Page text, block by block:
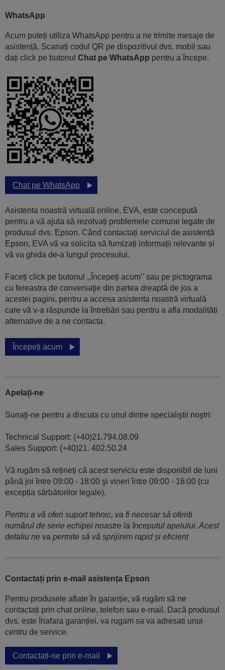
WhatsApp
Acum puteți utiliza WhatsApp pentru a ne trimite mesaje de
asistență. Scanați codul QR pe dispozitivul dvs. mobil sau
dați click pe butonul Chat pe WhatsApp pentru a începe.
Chat pe WhatsApp
Asistenta noastră virtuală online, EVA, este concepută
pentru a vă ajuta să rezolvați problemele comune legate de
produsul dvs. Epson. Când contactați serviciul de asistență
Epson, EVA vă va solicita să furnizați informații relevante și
vă va ghida de-a lungul procesului.
Faceți click pe butonul ,,Începeți acum’’ sau pe pictograma
cu fereastra de conversaţie din partea dreaptă de jos a
acestei pagini, pentru a accesa asistenta noastră virtuală
care vă v-a răspunde la întrebări sau pentru a afla modalități
alternative de a ne contacta.
Începeți acum
Apelați-ne
Sunaţi-ne pentru a discuta cu unul dintre specialiştii noştri:
Technical Support: (+40)21.794.08.09
Sales Support: (+40)21. 402.50.24
Vă rugăm să rețineți că acest serviciu este disponibil de luni
până joi între 09:00 - 18:00 şi vineri între 09:00 - 16:00 (cu
excepția sărbătorilor legale).
Pentru a vă oferi suport tehnic, va fi necesar să oferiți
numărul de serie echipei noastre la începutul apelului. Acest
detaliu ne va permite să vă sprijinim rapid și eficient
Contactați prin e-mail asistența Epson
Pentru produsele aflate în garanție, vă rugăm să ne
contactați prin chat online, telefon sau e-mail. Dacă produsul
dvs. este înafara garanției, va rugam sa va adresati unui
centru de service.
Contactați-ne prin e-mail